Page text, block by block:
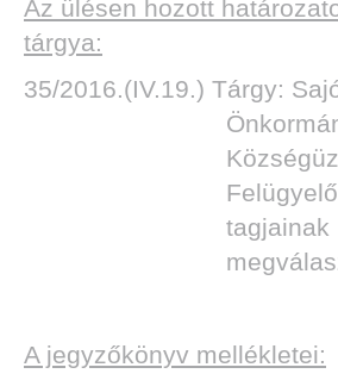
Az ülésen hozott
tárgya:
35/2016.(IV.19.) Tárgy:
tagjainak
A jegyzőkönyv mellékletei: